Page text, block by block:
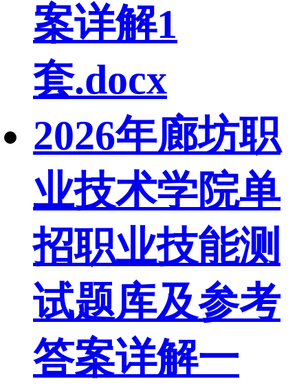
案详解1
套.docx
2026年廊坊职
业技术学院单
招职业技能测
试题库及参考
答案详解一